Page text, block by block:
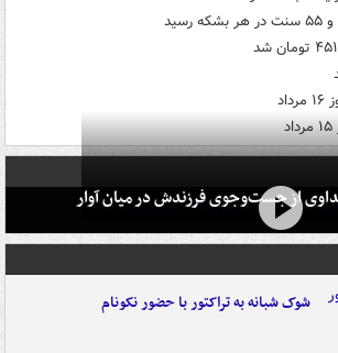
از جست‌وجوی فرزندش در میان آوار
شوک شبانه به تراکتور با حضور نکونام